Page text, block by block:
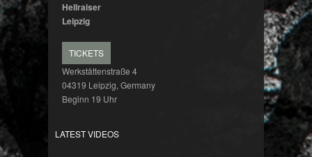
Hellraiser
Leipzig
TICKETS
Werkstättenstraße 4
04319 Leipzig, Germany
Beginn 19 Uhr
LATEST VIDEOS